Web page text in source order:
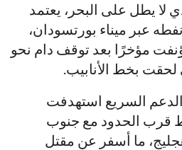
لا يطل على البحر، يعتمد
عبر ميناء بورتسودان،
مؤخرًا بعد توقف دام نحو
لحقت بخط الأنابيب.
السريع استهدفت
قرب الحدود مع جنوب
ما أسفر عن مقتل